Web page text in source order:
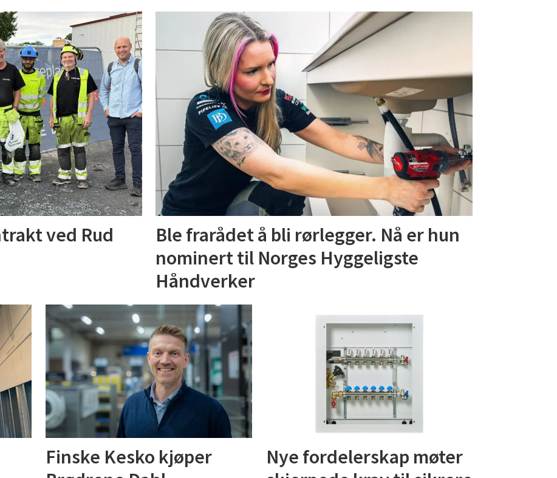
ved Rud
Ble frarådet å bli rørlegger. Nå er hun
nominert til Norges Hyggeligste
Håndverker
Finske Kesko kjøper
Nye fordelerskap møter